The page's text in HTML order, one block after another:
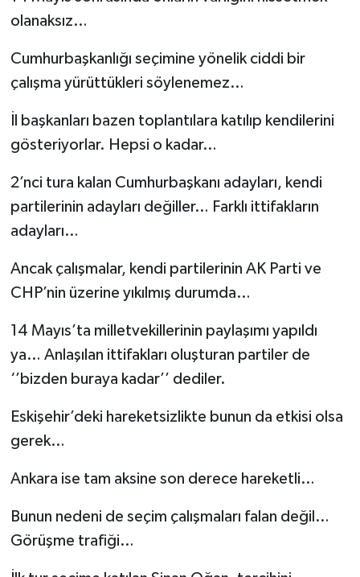
olanaksız…
Cumhurbaşkanlığı seçimine yönelik ciddi bir
çalışma yürüttükleri söylenemez…
İl başkanları bazen toplantılara katılıp kendilerini
gösteriyorlar. Hepsi o kadar…
2’nci tura kalan Cumhurbaşkanı adayları, kendi
partilerinin adayları değiller… Farklı ittifakların
adayları…
Ancak çalışmalar, kendi partilerinin AK Parti ve
CHP’nin üzerine yıkılmış durumda…
14 Mayıs’ta milletvekillerinin paylaşımı yapıldı
ya… Anlaşılan ittifakları oluşturan partiler de
‘’bizden buraya kadar’’ dediler.
Eskişehir’deki hareketsizlikte bunun da etkisi olsa
gerek…
Ankara ise tam aksine son derece hareketli…
Bunun nedeni de seçim çalışmaları falan değil…
Görüşme trafiği…